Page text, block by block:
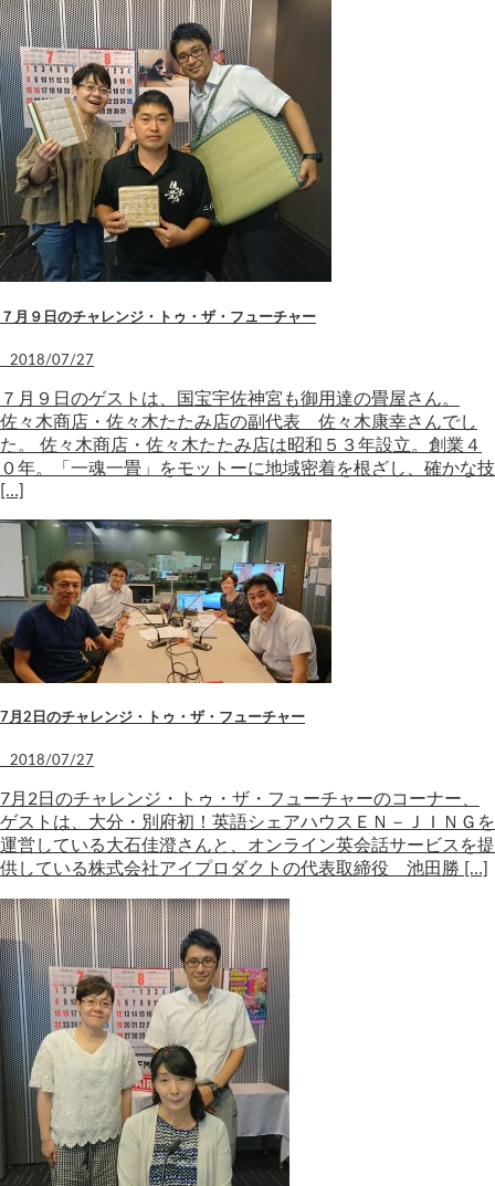
７月９日のチャレンジ・トゥ・ザ・フューチャー
2018/07/27
７月９日のゲストは、国宝宇佐神宮も御用達の畳屋さん。
佐々木商店・佐々木たたみ店の副代表 佐々木康幸さんでし
た。 佐々木商店・佐々木たたみ店は昭和５３年設立。創業４
０年。「一魂一畳」をモットーに地域密着を根ざし、確かな技
[…]
7月2日のチャレンジ・トゥ・ザ・フューチャー
2018/07/27
7月2日のチャレンジ・トゥ・ザ・フューチャーのコーナー、
ゲストは、大分・別府初！英語シェアハウスＥＮ－ＪＩＮＧを
運営している大石佳澄さんと、オンライン英会話サービスを提
供している株式会社アイプロダクトの代表取締役 池田勝 […]